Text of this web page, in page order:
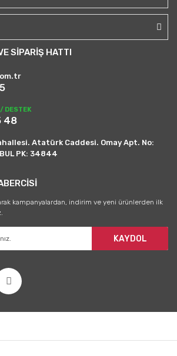
SİPARİŞ HATTI
DESTEK
48
Atatürk Caddesi. Omay Apt. No:
PK: 34844
kampanyalardan, indirim ve yeni ürünlerden ilk
KAYDOL